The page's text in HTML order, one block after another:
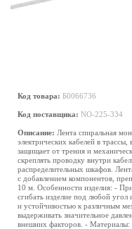
Код товара: Б0066736
Код поставщика: NO-225-334
Описание: Лента спиральная
электрических кабелей в
защищает от трения и
скреплять проводку внутри
распределительных шкафов.
с добавлением компонентов,
10 м. Особенности изделия: -
сгибать изделие под любой
и устойчивостью к различным
выдерживать значительное
внешних факторов. - Материалы: